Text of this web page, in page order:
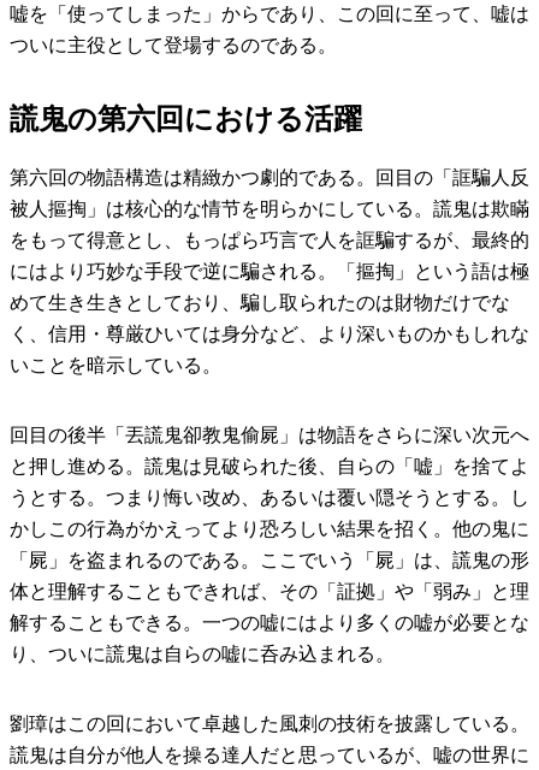
嘘を「使ってしまった」からであり、この回に至って、嘘は
ついに主役として登場するのである。
謊鬼の第六回における活躍
第六回の物語構造は精緻かつ劇的である。回目の「誆騙人反
被人摳掏」は核心的な情节を明らかにしている。謊鬼は欺瞞
をもって得意とし、もっぱら巧言で人を誆騙するが、最終的
にはより巧妙な手段で逆に騙される。「摳掏」という語は極
めて生き生きとしており、騙し取られたのは財物だけでな
く、信用・尊厳ひいては身分など、より深いものかもしれな
いことを暗示している。
回目の後半「丟謊鬼卻教鬼偷屍」は物語をさらに深い次元へ
と押し進める。謊鬼は見破られた後、自らの「嘘」を捨てよ
うとする。つまり悔い改め、あるいは覆い隠そうとする。し
かしこの行為がかえってより恐ろしい結果を招く。他の鬼に
「屍」を盗まれるのである。ここでいう「屍」は、謊鬼の形
体と理解することもできれば、その「証拠」や「弱み」と理
解することもできる。一つの嘘にはより多くの嘘が必要とな
り、ついに謊鬼は自らの嘘に呑み込まれる。
劉璋はこの回において卓越した風刺の技術を披露している。
謊鬼は自分が他人を操る達人だと思っているが、嘘の世界に